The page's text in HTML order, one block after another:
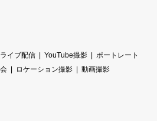
ライブ配信 YouTube撮影
ポートレート
ロケーション撮影
動画撮影